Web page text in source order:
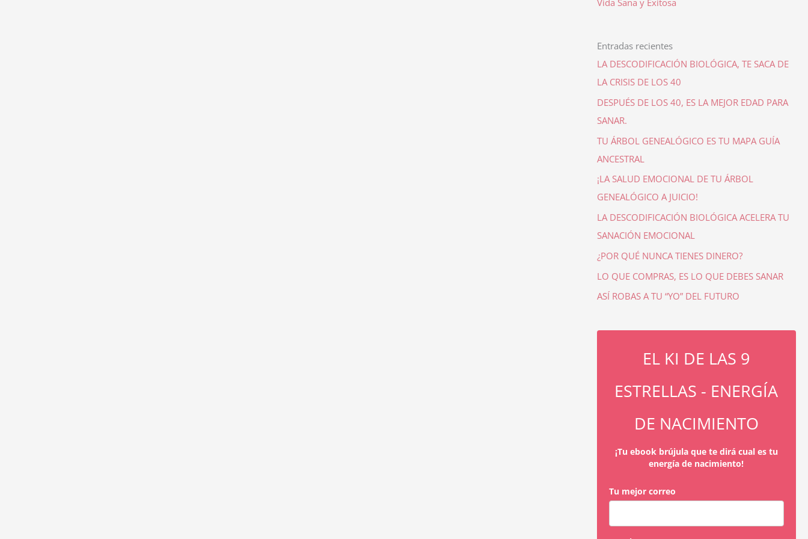
Vida Sana y Exitosa
Entradas recientes
LA DESCODIFICACIÓN BIOLÓGICA, TE SACA DE
LA CRISIS DE LOS 40
DESPUÉS DE LOS 40, ES LA MEJOR EDAD PARA
SANAR.
TU ÁRBOL GENEALÓGICO ES TU MAPA GUÍA
ANCESTRAL
¡LA SALUD EMOCIONAL DE TU ÁRBOL
GENEALÓGICO A JUICIO!
LA DESCODIFICACIÓN BIOLÓGICA ACELERA TU
SANACIÓN EMOCIONAL
¿POR QUÉ NUNCA TIENES DINERO?
LO QUE COMPRAS, ES LO QUE DEBES SANAR
ASÍ ROBAS A TU “YO” DEL FUTURO
EL KI DE LAS 9
ESTRELLAS - ENERGÍA
DE NACIMIENTO
¡Tu ebook brújula que te dirá cual es tu
energía de nacimiento!
Tu mejor correo